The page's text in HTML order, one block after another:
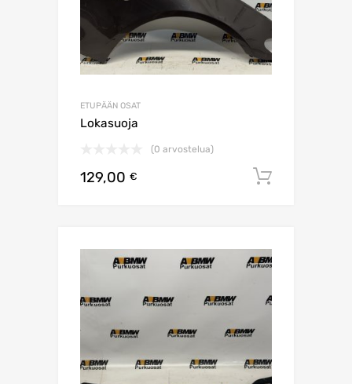
ETUPÄÄN OSAT
Lokasuoja
(0 arvostelua)
129,00 €